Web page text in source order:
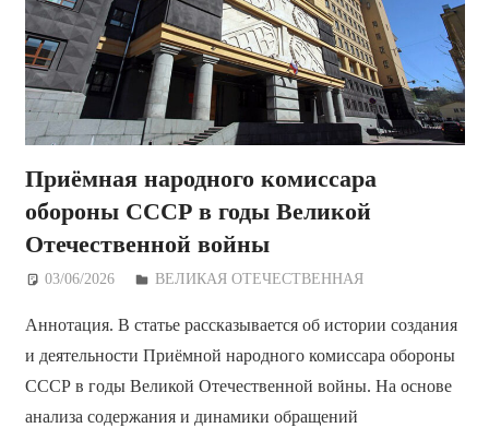
Приёмная народного комиссара
обороны СССР в годы Великой
Отечественной войны
03/06/2026 Дежурный по Редакции
ВЕЛИКАЯ ОТЕЧЕСТВЕННАЯ
Аннотация. В статье рассказывается об истории создания
и деятельности Приёмной народного комиссара обороны
СССР в годы Великой Отечественной войны. На основе
анализа содержания и динамики обращений